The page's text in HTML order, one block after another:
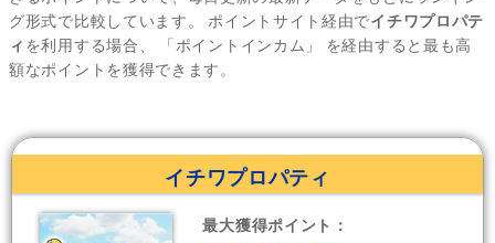
グ形式で比較しています。 ポイントサイト経由でイチワプロパテ
ィ を利用する場合、 「ポイントインカム」
を経由すると最も高
額なポイントを獲得できます。
イチワプロパティ
最大獲得ポイント：